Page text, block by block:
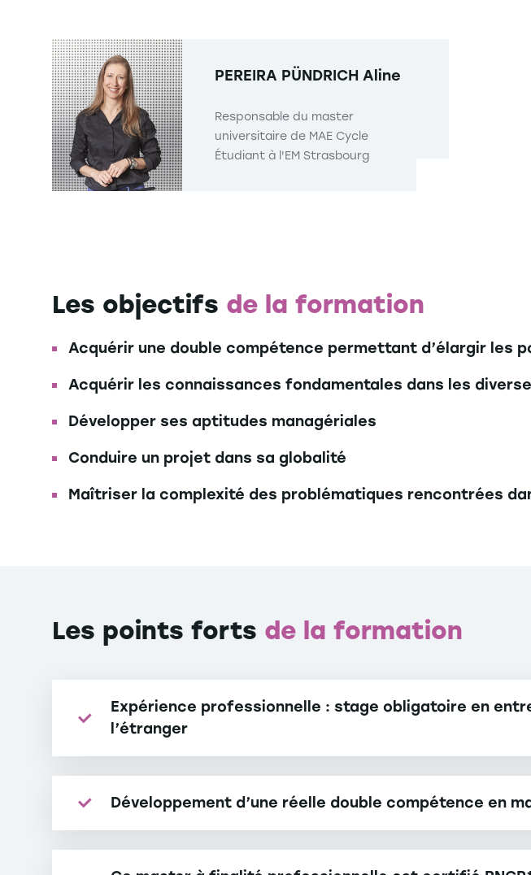
PEREIRA PÜNDRICH Aline
Responsable du master
universitaire de MAE Cycle
Étudiant à l'EM Strasbourg
Les objectifs de la formation
Acquérir une double compétence permettant d’élargir les
Acquérir les connaissances fondamentales dans les
Développer ses aptitudes managériales
Conduire un projet dans sa globalité
Maîtriser la complexité des problématiques rencontrées
Les points forts de la formation
Expérience professionnelle : stage obligatoire en
l’étranger
Développement d’une réelle double compétence en